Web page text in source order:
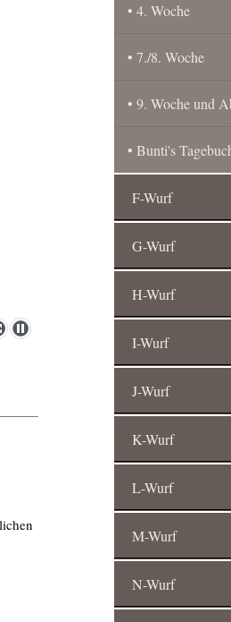
4. Woche
7./8. Woche
9. Woche und
Bunti's
F-Wurf
G-Wurf
H-Wurf
I-Wurf
J-Wurf
K-Wurf
L-Wurf
M-Wurf
N-Wurf